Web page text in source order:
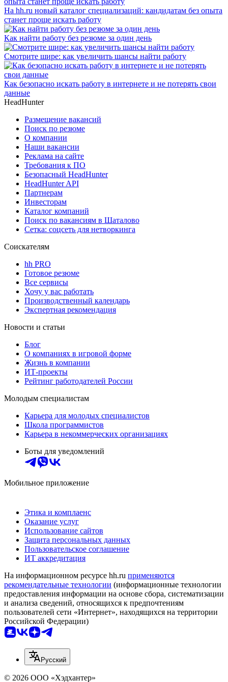
На hh.ru новый каталог специализаций: кандидатам без опыта
станет проще искать работу
Как найти работу без резюме за один день
Смотрите шире: как увеличить шансы найти работу
Как безопасно искать работу в интернете и не потерять свои
данные
HeadHunter
Размещение вакансий
Поиск по резюме
О компании
Наши вакансии
Реклама на сайте
Требования к ПО
Безопасный HeadHunter
HeadHunter API
Партнерам
Инвесторам
Каталог компаний
Поиск по вакансиям в Шаталово
Сетка: соцсеть для нетворкинга
Соискателям
hh PRO
Готовое резюме
Все сервисы
Хочу у вас работать
Производственный календарь
Экспертная рекомендация
Новости и статьи
Блог
О компаниях в игровой форме
Жизнь в компании
ИТ-проекты
Рейтинг работодателей России
Молодым специалистам
Карьера для молодых специалистов
Школа программистов
Карьера в некоммерческих организациях
Боты для уведомлений
Мобильное приложение
Этика и комплаенс
Оказание услуг
Использование сайтов
Защита персональных данных
Пользовательское соглашение
ИТ аккредитация
На информационном ресурсе hh.ru применяются
рекомендательные технологии (информационные технологии
предоставления информации на основе сбора, систематизации
и анализа сведений, относящихся к предпочтениям
пользователей сети «Интернет», находящихся на территории
Российской Федерации)
Русский
© 2026 ООО «Хэдхантер»